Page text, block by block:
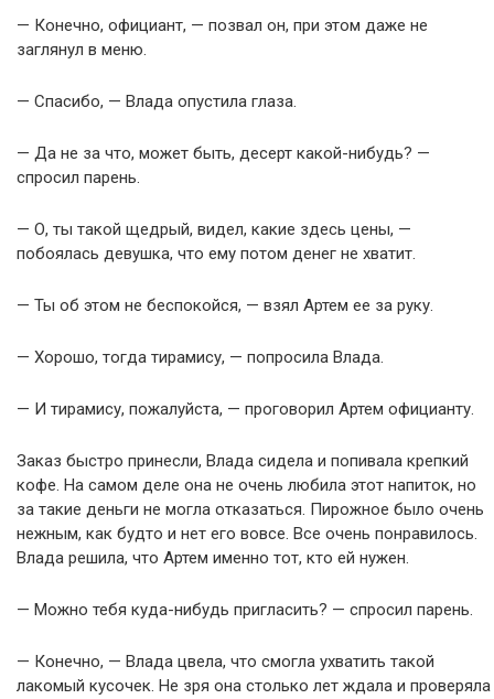
— Конечно, официант, — позвал он, при этом даже не
заглянул в меню.
— Спасибо, — Влада опустила глаза.
— Да не за что, может быть, десерт какой-нибудь? —
спросил парень.
— О, ты такой щедрый, видел, какие здесь цены, —
побоялась девушка, что ему потом денег не хватит.
— Ты об этом не беспокойся, — взял Артем ее за руку.
— Хорошо, тогда тирамису, — попросила Влада.
— И тирамису, пожалуйста, — проговорил Артем официанту.
Заказ быстро принесли, Влада сидела и попивала крепкий
кофе. На самом деле она не очень любила этот напиток, но
за такие деньги не могла отказаться. Пирожное было очень
нежным, как будто и нет его вовсе. Все очень понравилось.
Влада решила, что Артем именно тот, кто ей нужен.
— Можно тебя куда-нибудь пригласить? — спросил парень.
— Конечно, — Влада цвела, что смогла ухватить такой
лакомый кусочек. Не зря она столько лет ждала и проверяла